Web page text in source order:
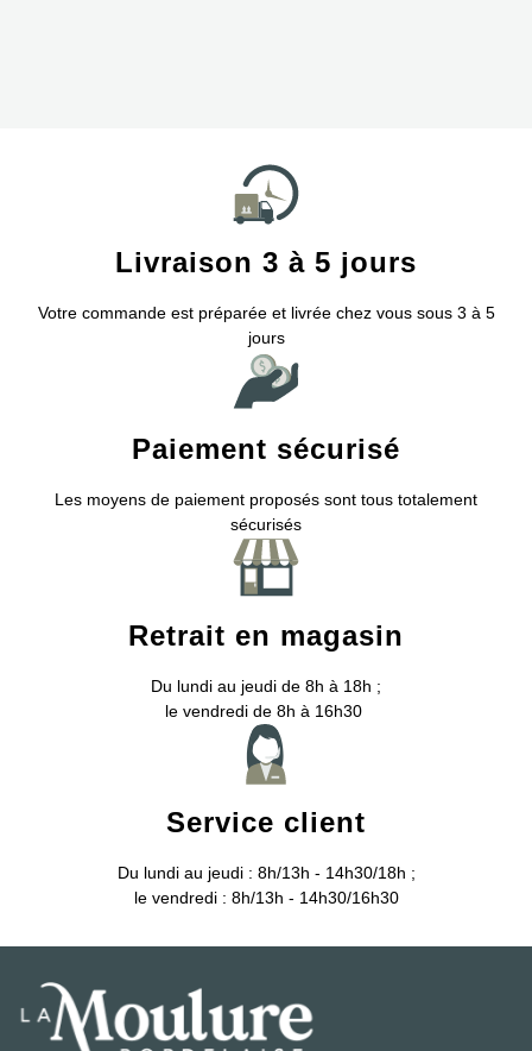
Livraison 3 à 5 jours
Votre commande est préparée et livrée chez vous sous 3 à 5
jours
Paiement sécurisé
Les moyens de paiement proposés sont tous totalement
sécurisés
Retrait en magasin
Du lundi au jeudi de 8h à 18h ;
le vendredi de 8h à 16h30
Service client
Du lundi au jeudi : 8h/13h - 14h30/18h ;
le vendredi : 8h/13h - 14h30/16h30